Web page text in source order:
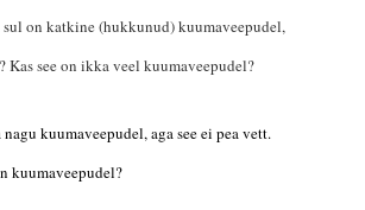
sul on katkine (hukkunud) kuumaveepudel,
Kas see on ikka veel kuumaveepudel?
nagu kuumaveepudel,aga see ei pea vett.
kuumaveepudel?